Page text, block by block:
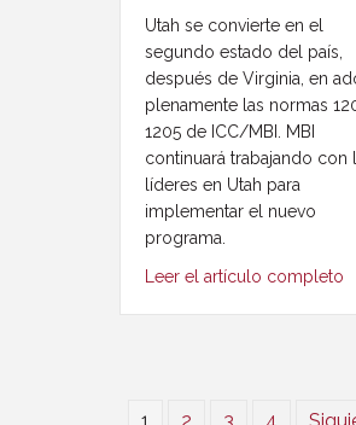
Utah se convierte en el
segundo estado del país,
después de Virginia, en
plenamente las normas
1205 de ICC/MBI. MBI
continuará trabajando con
líderes en Utah para
implementar el nuevo
programa.
Leer el artículo completo